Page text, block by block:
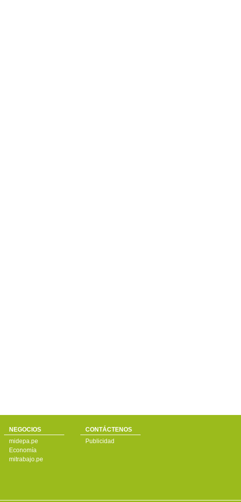
NEGOCIOS
midepa.pe
Economía
mitrabajo.pe
CONTÁCTENOS
Publicidad